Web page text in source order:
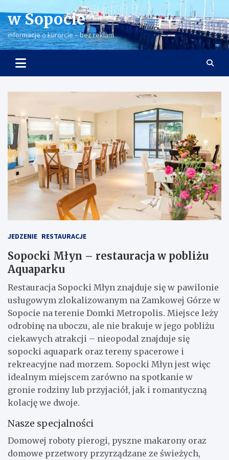
to
content
w Sopocie
informacje o kurorcie – bez reklam
JEDZENIE RESTAURACJE
Sopocki Młyn – restauracja w pobliżu
Aquaparku
Restauracja Sopocki Młyn znajduje się w pawilonie
usługowym zlokalizowanym na Zamkowej Górze w
Sopocie na terenie Domki Metropolis. Miejsce leży
odrobinę na uboczu, ale nie brakuje w jego pobliżu
ciekawych atrakcji – nieopodal znajduje się
sopocki aquapark oraz tereny spacerowe i
rekreacyjne nad morzem. Sopocki Młyn jest więc
idealnym miejscem zarówno na spotkanie w
gronie rodziny lub przyjaciół, jak i romantyczną
kolację we dwoje.
Nasze specjalności
Domowej roboty pierogi, pyszne makarony oraz
domowe przetwory przyrządzane ze świeżych,